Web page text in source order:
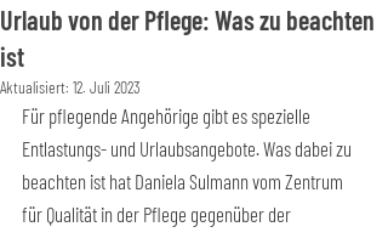
Urlaub von der Pflege: Was zu beachten
ist
Aktualisiert: 12. Juli 2023
Für pflegende Angehörige gibt es spezielle
Entlastungs- und Urlaubsangebote. Was dabei zu
beachten ist hat Daniela Sulmann vom Zentrum
für Qualität in der Pflege gegenüber der